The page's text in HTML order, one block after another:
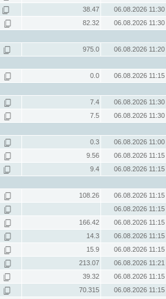
38.47
06.08.2026 11:30
82.32
06.08.2026 11:30
975.0
06.08.2026 11:20
0.0
06.08.2026 11:15
7.4
06.08.2026 11:30
7.5
06.08.2026 11:30
0.3
06.08.2026 11:00
9.56
06.08.2026 11:15
9.4
06.08.2026 11:15
108.26
06.08.2026 11:15
06.08.2026 11:15
166.42
06.08.2026 11:15
14.3
06.08.2026 11:15
15.9
06.08.2026 11:15
213.07
06.08.2026 11:21
39.32
06.08.2026 11:15
70.315
06.08.2026 11:15